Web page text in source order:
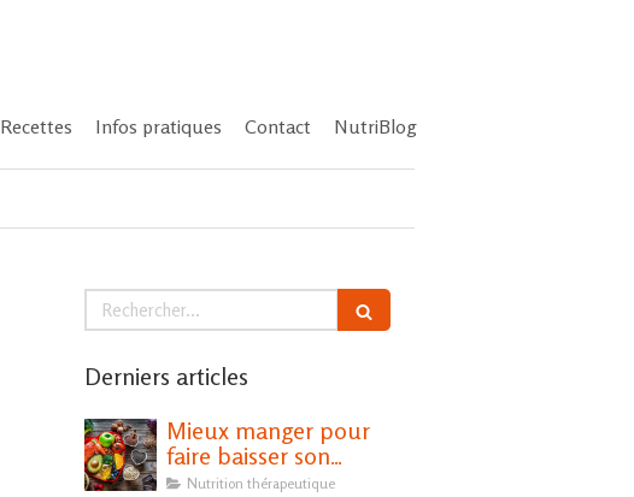
Recettes Infos pratiques Contact NutriBlog
Rechercher
Derniers articles
Mieux manger pour
faire baisser son
cholestérol
Nutrition thérapeutique